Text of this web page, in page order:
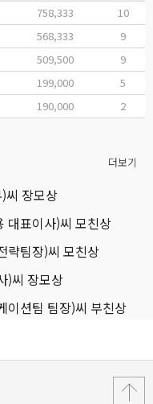
758,333
10
568,333
9
509,500
9
199,000
5
190,000 2
더보기
씨 장모상
대표이사)씨 모친상
략팀장)씨 모친상
)씨 장모상
이션팀 팀장)씨 부친상